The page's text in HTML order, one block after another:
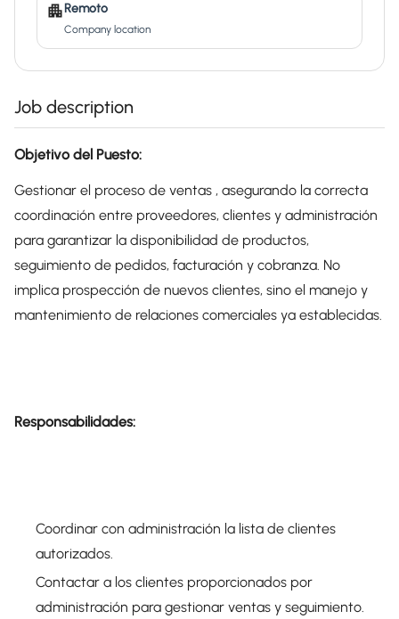
Remoto
Company location
Job description
Objetivo del Puesto:
Gestionar el proceso de ventas , asegurando la correcta
coordinación entre proveedores, clientes y administración
para garantizar la disponibilidad de productos,
seguimiento de pedidos, facturación y cobranza. No
implica prospección de nuevos clientes, sino el manejo y
mantenimiento de relaciones comerciales ya establecidas.
Responsabilidades:
Coordinar con administración la lista de clientes
autorizados.
Contactar a los clientes proporcionados por
administración para gestionar ventas y seguimiento.